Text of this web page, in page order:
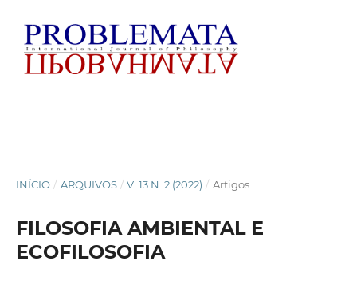
INÍCIO / ARQUIVOS / V. 13 N. 2 (2022) / Artigos
FILOSOFIA AMBIENTAL E
ECOFILOSOFIA